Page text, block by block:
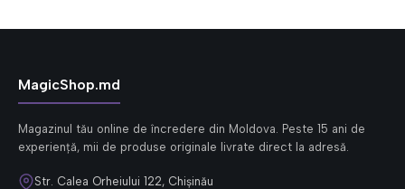
MagicShop.md
Magazinul tău online de încredere din Moldova. Peste 15 ani de
experiență, mii de produse originale livrate direct la adresă.
Str. Calea Orheiului 122, Chișinău